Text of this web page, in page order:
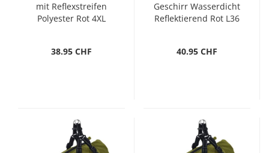
mit Reflexstreifen
Polyester Rot 4XL
38.95 CHF
Geschirr Wasserdicht
Reflektierend Rot L36
40.95 CHF